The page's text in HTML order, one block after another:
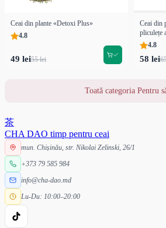
Ceai din plante «Detoxi Plus»
4.8
49 lei55 lei
Ceai din
pliculețe
4.8
58 lei
Toată categoria Pentru
茶
CHA DAO timp pentru ceai
mun. Chișinău, str. Nikolai Zelinski, 26/1
+373 79 585 984
info@cha-dao.md
Lu-Du: 10:00–20:00